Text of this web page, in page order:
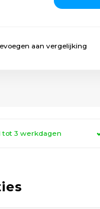
aan vergelijking
tot 3 werkdagen